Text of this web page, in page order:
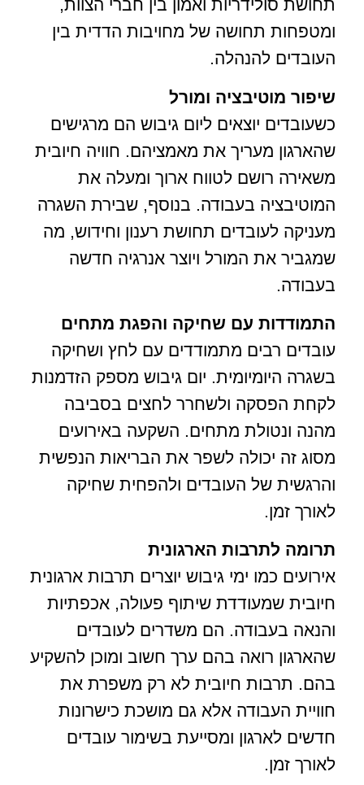
תחושת סולידריות ואמון בין חברי הצוות,
ומטפחות תחושה של מחויבות הדדית בין
העובדים להנהלה.
שיפור מוטיבציה ומורל
כשעובדים יוצאים ליום גיבוש הם מרגישים
שהארגון מעריך את מאמציהם. חוויה חיובית
משאירה רושם לטווח ארוך ומעלה את
המוטיבציה בעבודה. בנוסף, שבירת השגרה
מעניקה לעובדים תחושת רענון וחידוש, מה
שמגביר את המורל ויוצר אנרגיה חדשה
בעבודה.
התמודדות עם שחיקה והפגת מתחים
עובדים רבים מתמודדים עם לחץ ושחיקה
בשגרה היומיומית. יום גיבוש מספק הזדמנות
לקחת הפסקה ולשחרר לחצים בסביבה
מהנה ונטולת מתחים. השקעה באירועים
מסוג זה יכולה לשפר את הבריאות הנפשית
והרגשית של העובדים ולהפחית שחיקה
לאורך זמן.
תרומה לתרבות הארגונית
אירועים כמו ימי גיבוש יוצרים תרבות ארגונית
חיובית שמעודדת שיתוף פעולה, אכפתיות
והנאה בעבודה. הם משדרים לעובדים
שהארגון רואה בהם ערך חשוב ומוכן להשקיע
בהם. תרבות חיובית לא רק משפרת את
חוויית העבודה אלא גם מושכת כישרונות
חדשים לארגון ומסייעת בשימור עובדים
לאורך זמן.